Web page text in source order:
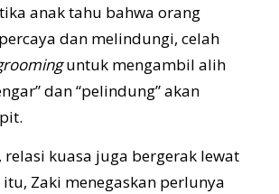
anak tahu bahwa orang
dan melindungi, celah
untuk mengambil alih
dan “pelindung” akan
kuasa juga bergerak lewat
itu, Zaki menegaskan perlunya